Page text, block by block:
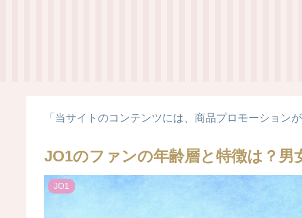
「当サイトのコンテンツには、商品プロモーション
JO1のファンの年齢層と特徴は？男
JO1